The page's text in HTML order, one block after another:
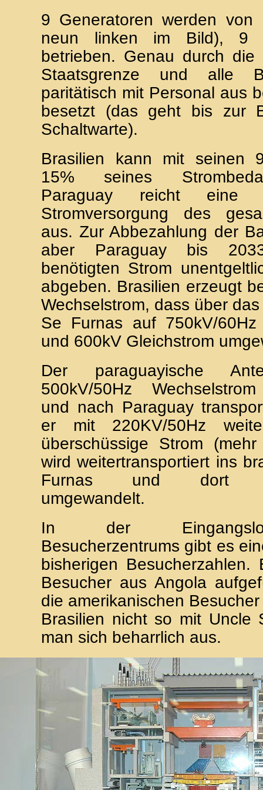
9 Generatoren werden von
neun linken im Bild), 9
betrieben. Genau durch
Staatsgrenze und alle
paritätisch mit Personal aus
besetzt (das geht bis zur
Schaltwarte).
Brasilien kann mit seinen
15% seines
Paraguay reicht eine
Stromversorgung des
aus. Zur Abbezahlung der
aber Paraguay bis
benötigten Strom
abgeben. Brasilien erzeugt
Wechselstrom, dass über
Se Furnas auf 750kV/60Hz
und 600kV Gleichstrom
Der paraguayische
500kV/50Hz
und nach Paraguay
er mit 220KV/50Hz
überschüssige Strom
wird weitertransportiert ins
Furnas und dort
umgewandelt.
In der
Besucherzentrums gibt es
bisherigen
Besucher aus Angola
die amerikanischen
Brasilien nicht so mit Uncle
man sich beharrlich aus.